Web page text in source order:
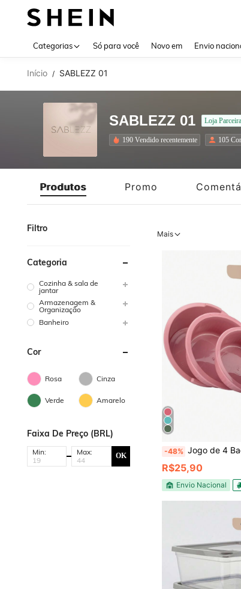
Categorias Só para você Novo em Envio
Início / SABLEZZ 01
SABLEZZ 01 Loja
190 Vendido recentemente 105
Produtos Promo
Filtro
Categoria
Cozinha & sala de
jantar
Armazenagem &
Organização
Banheiro
Cor
Rosa Cinza
Verde Amarelo
Faixa De Preço (BRL)
Min: Max: OK
Mais
-48% Jogo de 4 Bacia Redonda Reforçada De
R$25,90
Envio Nacional